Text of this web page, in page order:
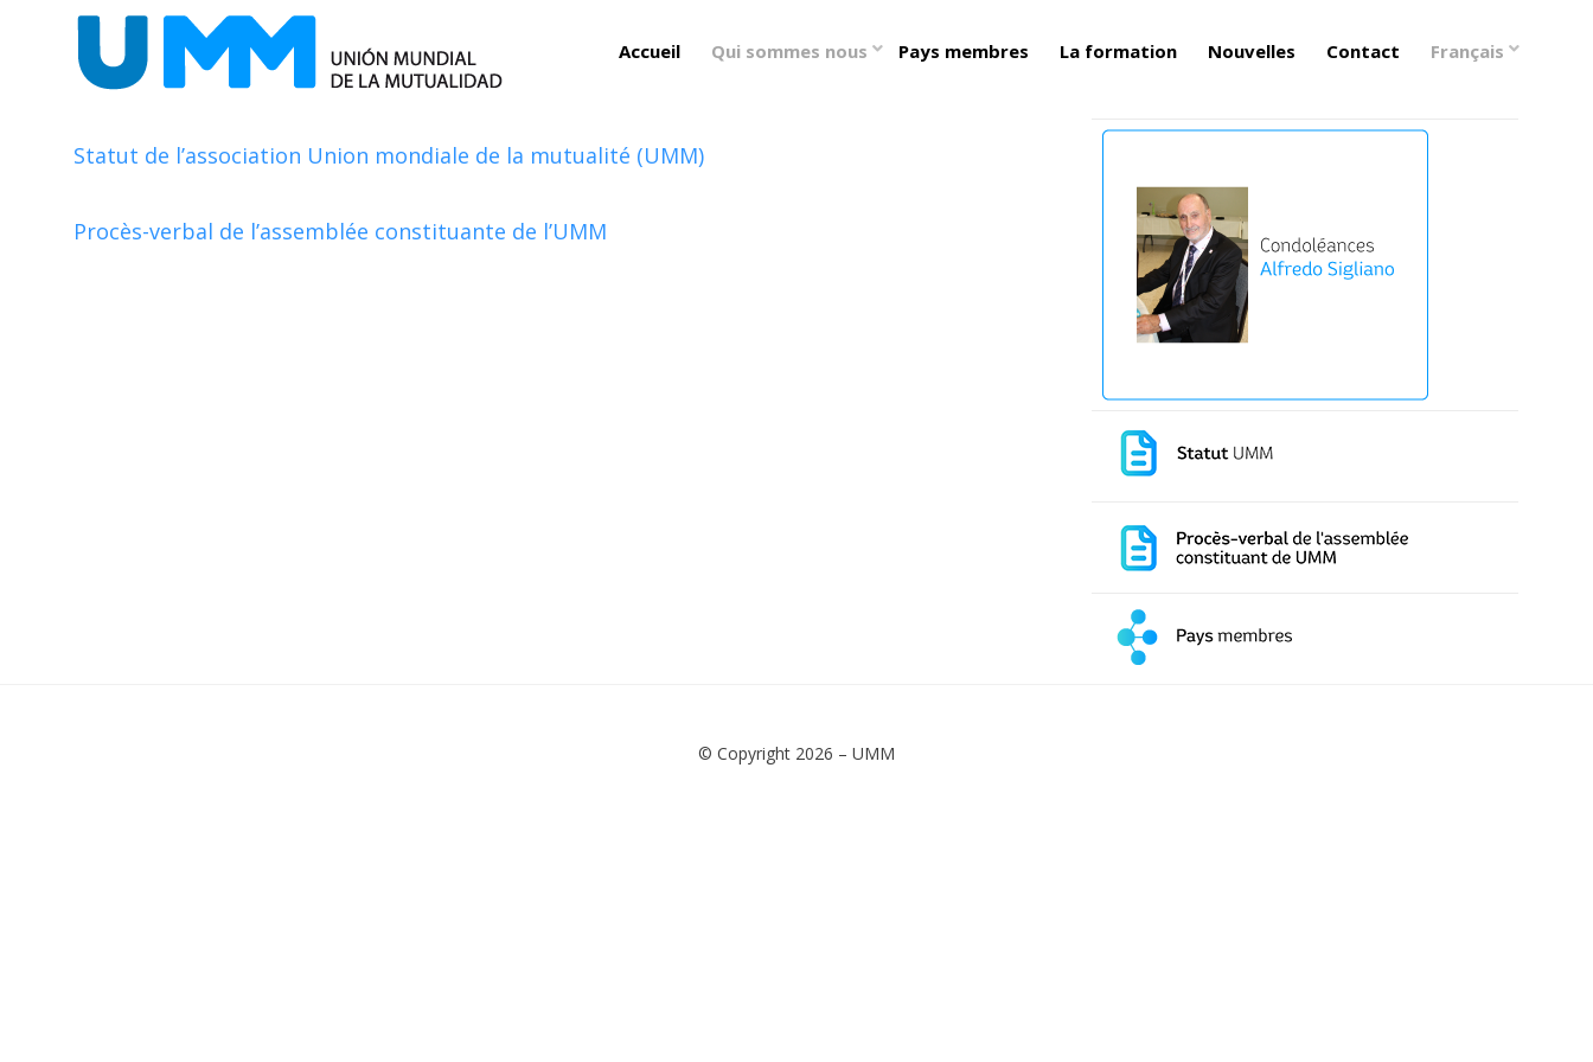
UMM
Accueil Qui sommes nous Pays membres La formation Nouvelles Contact Français
Statut de l’association Union mondiale de la mutualité (UMM)
Procès-verbal de l’assemblée constituante de l’UMM
© Copyright 2026 – UMM